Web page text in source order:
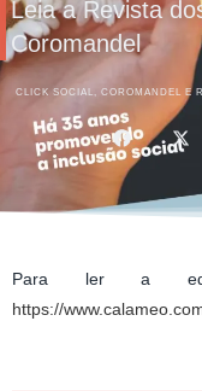
Leia a Revista
Coromandel
CLICK SOCIAL ,COROMANDEL E
Para ler a
https://